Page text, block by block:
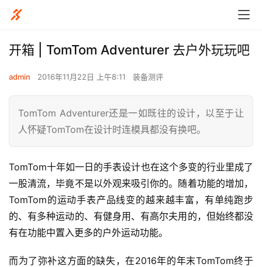
开箱 | TomTom Adventurer 去户外玩玩吧
admin 2016年11月22日 上午8:11 装备测评
TomTom Adventurer还是一如既往的设计，以至于让
人怀疑TomTom在设计时连模具都没有换吧。
TomTom十年如一日的手表设计也在这个多变的行业里成了
一股清流，毕竟不是以外观来吸引你的。随着功能的增加，
TomTom的运动手表产品线变的越来越丰富，有单纯跑步
的、有多种运动的、有健身用、有高尔夫用的，但始终都没
有在功能中置入更多的户外运动功能。
而为了弥补这方面的缺失，在2016年的年末TomTom终于